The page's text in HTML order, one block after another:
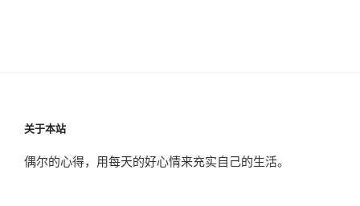
关于本站
偶尔的心得，用每天的好心情来充实自己的生活。